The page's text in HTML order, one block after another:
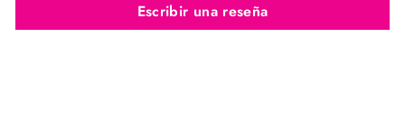
Escribir una reseña